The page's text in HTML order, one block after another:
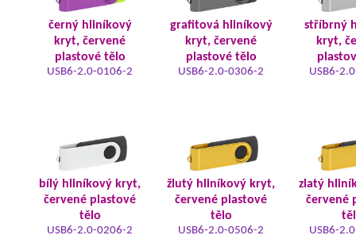
černý hliníkový
kryt, červené
plastové tělo
USB6-2.0-0106-2
grafitová hliníkový
kryt, červené
plastové tělo
USB6-2.0-0306-2
stříbrný
kryt,
USB6-
bílý hliníkový kryt,
červené plastové
tělo
USB6-2.0-0206-2
žlutý hliníkový kryt,
červené plastové
tělo
USB6-2.0-0506-2
zlatý
červené
USB6-